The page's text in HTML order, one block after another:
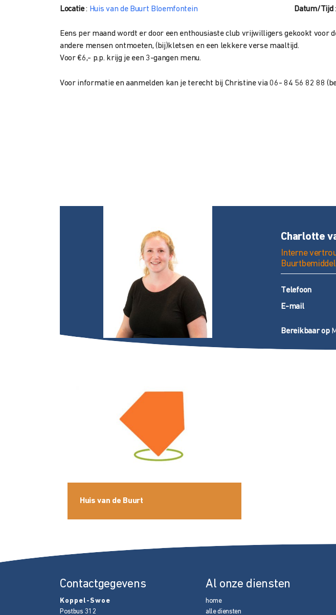
Locatie: Huis van de Buurt Bloemfontein Datum/Tijd
Eens per maand wordt er door een enthousiaste club vrijwilligers gekookt voor
andere mensen ontmoeten, (bij)kletsen en een lekkere verse maaltijd.
Voor €6,- p.p. krijg je een 3-gangen menu.
Voor informatie en aanmelden kan je terecht bij Christine via 06- 84 56 82 88
Charlotte
Interne
Telefoon
E-mail
Bereikbaar op
Huis van de Buurt
Contactgegevens
Koppel-Swoe
Postbus 312
Al onze diensten
home
alle diensten